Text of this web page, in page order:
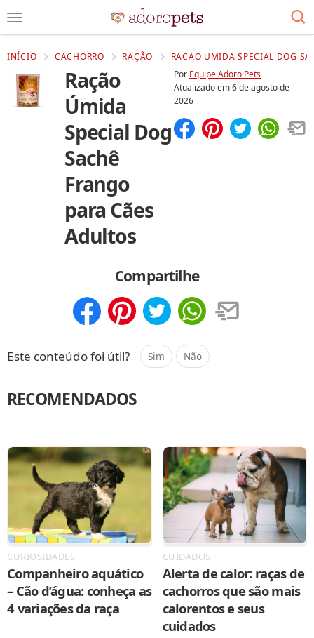
INÍCIO CACHORRO RAÇÃO RACAO UMIDA SPECIAL DOG
Ração
Úmida
Special Dog
Sachê
Frango
para Cães
Adultos
Por Equipe Adoro Pets
Atualizado em6 de agosto de
2026
Compartilhe
Este conteúdo foi útil? Sim Não
RECOMENDADOS
CURIOSIDADES
Companheiro aquático
– Cão d’água: conheça as
4 variações da raça
CUIDADOS
Alerta de calor: raças de
cachorros que são mais
calorentos e seus
cuidados